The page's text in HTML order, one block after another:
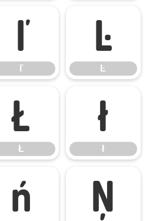
ľ
ľ
Ŀ
Ŀ
Ł
Ł
ł
ł
ń Ņ